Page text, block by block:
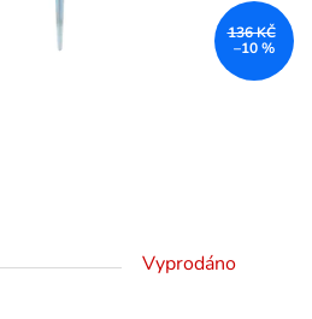
Vyprodáno
136 KČ
–10 %